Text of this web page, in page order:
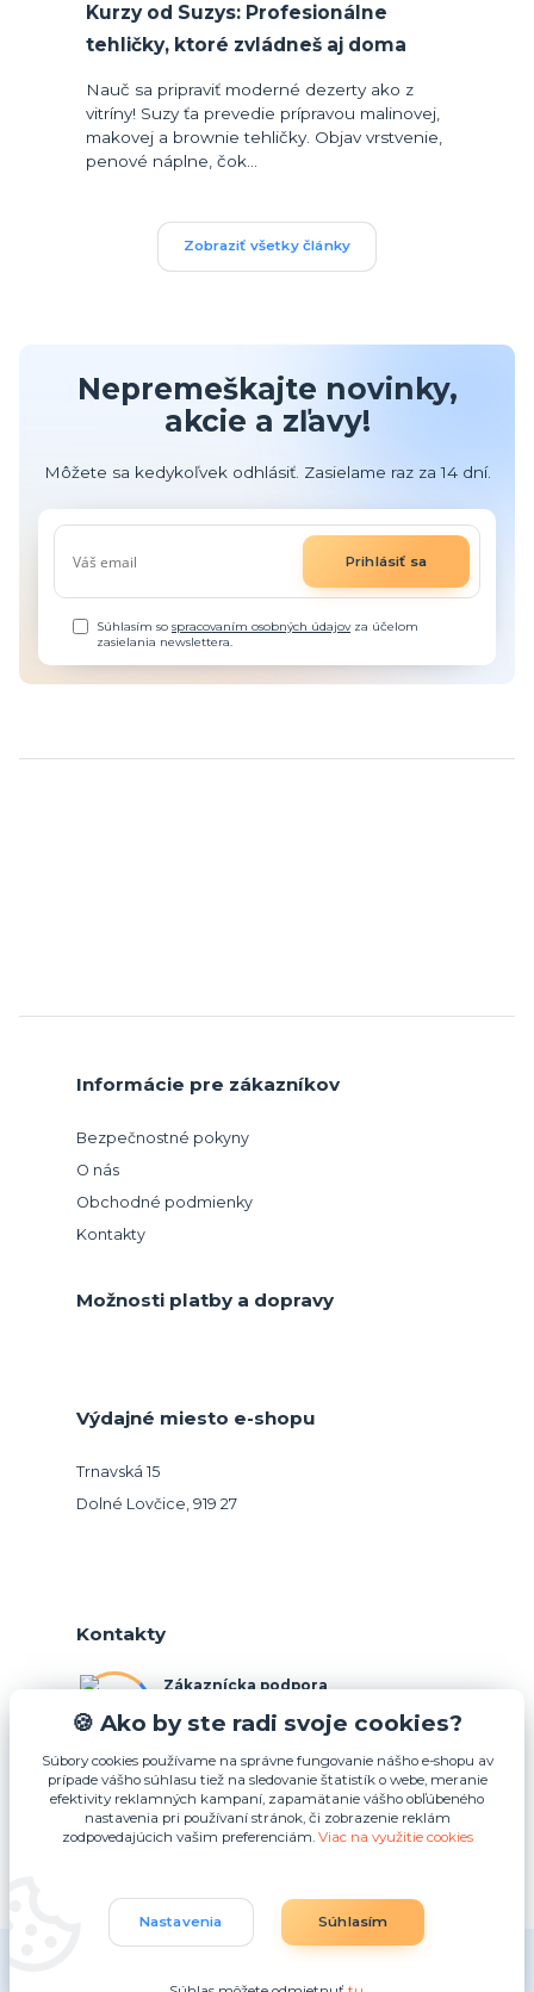
Kurzy od Suzys: Profesionálne
tehličky, ktoré zvládneš aj doma
Nauč sa pripraviť moderné dezerty ako z
vitríny! Suzy ťa prevedie prípravou malinovej,
makovej a brownie tehličky. Objav vrstvenie,
penové náplne, čok...
Zobraziť všetky články
Nepremeškajte novinky,
akcie a zľavy!
Môžete sa kedykoľvek odhlásiť. Zasielame raz za 14 dní.
Prihlásiť sa
Súhlasím sospracovaním osobných údajovza účelom
zasielania newslettera.
Informácie pre zákazníkov
Bezpečnostné pokyny
O nás
Obchodné podmienky
Kontakty
Možnosti platby a dopravy
Výdajné miesto e-shopu
Trnavská 15
Dolné Lovčice, 919 27
Kontakty
Zákaznícka podpora
(Po-Pia, 10-15 hod.)
info@podnosy.sk
Upraviť zber cookies.
🍪 Ako by ste radi svoje cookies?
Súbory cookies používame na správne fungovanie nášho e-shopu av
prípade vášho súhlasu tiež na sledovanie štatistík o webe, meranie
efektivity reklamných kampaní, zapamätanie vášho obľúbeného
nastavenia pri používaní stránok, či zobrazenie reklám
zodpovedajúcich vašim preferenciám. Viac na využitie cookies
Nastavenia Súhlasím